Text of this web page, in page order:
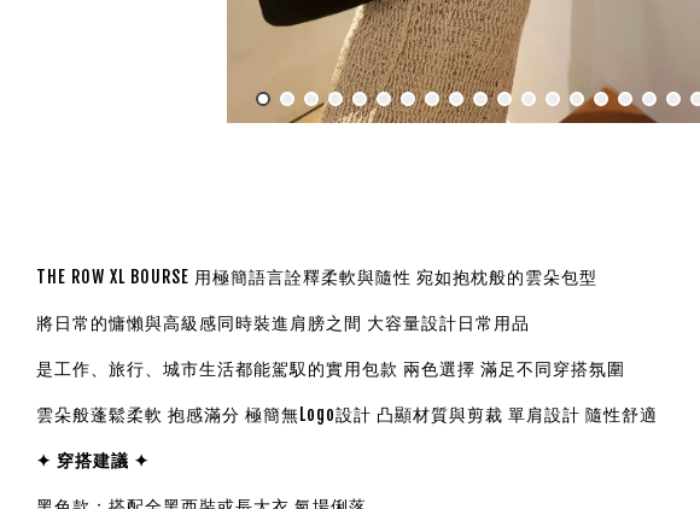
THE ROW XL BOURSE 用極簡語言詮釋柔軟與隨性 宛如抱枕般的雲朵包型
將日常的慵懶與高級感同時裝進肩膀之間 大容量設計日常用品
是工作、旅行、城市生活都能駕馭的實用包款 兩色選擇 滿足不同穿搭氛圍
雲朵般蓬鬆柔軟 抱感滿分 極簡無Logo設計 凸顯材質與剪裁 單肩設計 隨性舒適
✦ 穿搭建議 ✦